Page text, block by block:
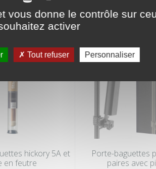
hickory 5A et
en feutre
Porte-baguettes
paires avec
vous donne le contrôle sur
activer
Tout refuser Personnaliser